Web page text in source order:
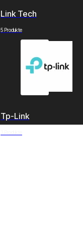
Link Tech
5 Produkte
Tp-Link